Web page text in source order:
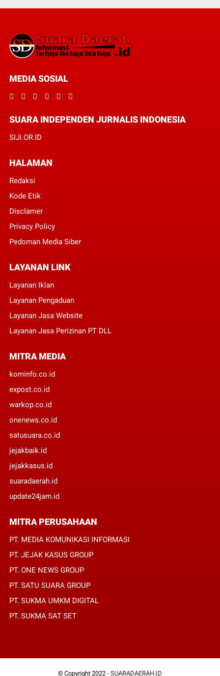
MEDIA SOSIAL
SUARA INDEPENDEN JURNALIS INDONESIA
SIJI.OR.ID
HALAMAN
Redaksi
Kode Etik
Disclamer
Privacy Policy
Pedoman Media Siber
LAYANAN LINK
Layanan Iklan
Layanan Pengaduan
Layanan Jasa Website
Layanan Jasa Perizinan PT DLL
MITRA MEDIA
kominfo.co.id
expost.co.id
warkop.co.id
onenews.co.id
satusuara.co.id
jejakbaik.id
jejakkasus.id
suaradaerah.id
update24jam.id
MITRA PERUSAHAAN
PT. MEDIA KOMUNIKASI INFORMASI
PT. JEJAK KASUS GROUP
PT. ONE NEWS GROUP
PT. SATU SUARA GROUP
PT. SUKMA UMKM DIGITAL
PT. SUKMA SAT SET
© Copyright 2022 - SUARADAERAH.ID